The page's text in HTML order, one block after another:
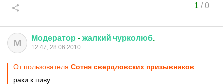
1 /0
М Модератор - жалкий чурколюб.
12:47, 28.06.2010
От пользователя Сотня свердловских призывников
раки к пиву